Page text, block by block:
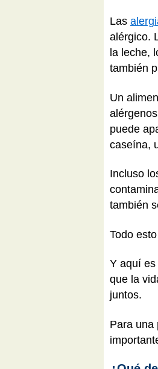
Las
alérgico.
la leche,
también
Un
puede
caseína,
Incluso
también
Todo
Y aquí es
que la
juntos.
Para una